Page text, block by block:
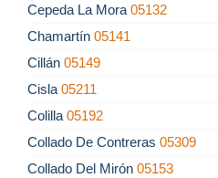
Cepeda La Mora 05132
Chamartín 05141
Cillán 05149
Cisla 05211
Colilla 05192
Collado De Contreras 05309
Collado Del Mirón 05153